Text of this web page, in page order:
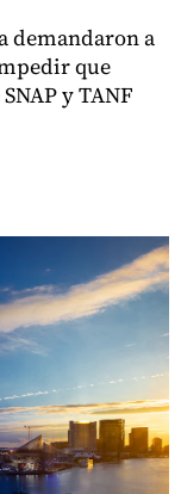
demandaron a
que
y TANF